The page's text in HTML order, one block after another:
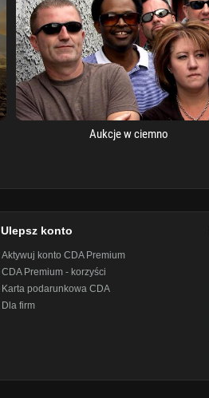
Aukcje w ciemno
Ulepsz konto
Aktywuj konto CDA Premium
CDA Premium - korzyści
Karta podarunkowa CDA
Dla firm